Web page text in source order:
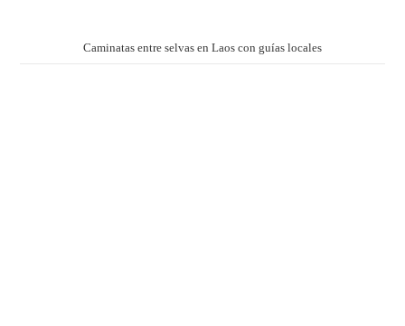
Caminatas entre selvas en Laos con guías locales